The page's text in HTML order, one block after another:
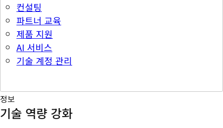
컨설팅
파트너 교육
제품 지원
AI 서비스
기술 계정 관리
정보
기술 역량 강화